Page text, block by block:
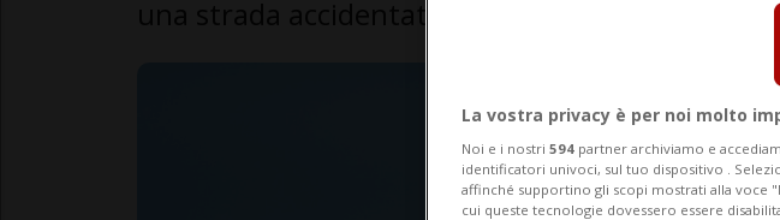
La vostra privacy è per noi molto
Noi e i nostri 594 partner archiviamo e
identificatori univoci, sul tuo dispositivo .
affinché supportino gli scopi mostrati alla voce
cui queste tecnologie dovessero essere